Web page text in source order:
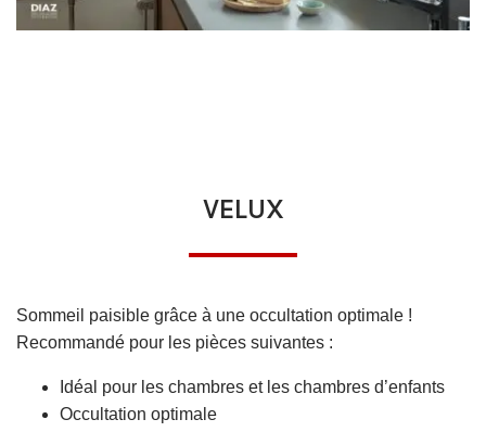
VELUX
Sommeil paisible grâce à une occultation optimale !
Recommandé pour les pièces suivantes :
Idéal pour les chambres et les chambres d’enfants
Occultation optimale